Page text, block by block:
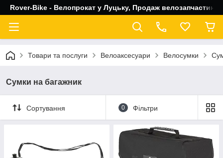
Rover-Bike - Велопрокат у Луцьку, Продаж велозапчастин,
Товари та послуги Велоаксесуари Велосумки
Сумки на багажник
Сортування 0 Фільтри